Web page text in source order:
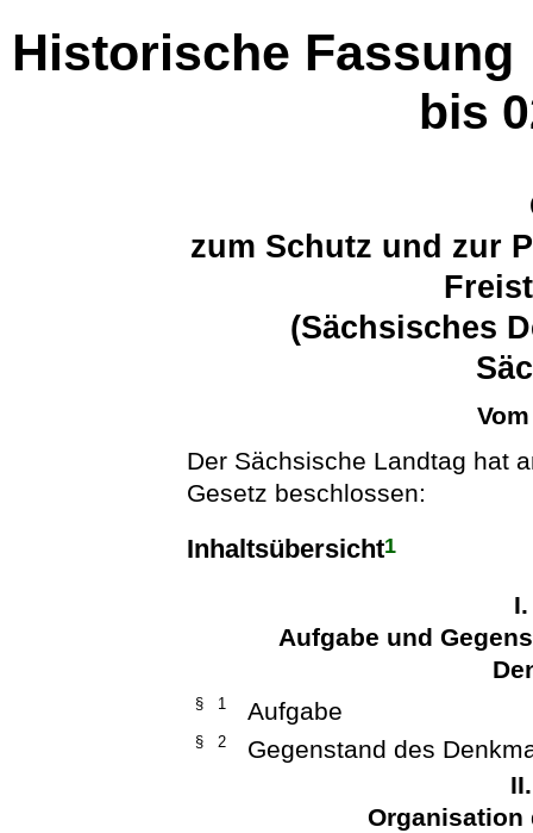
Historische Fassung
bis
zum Schutz und zur
(Sächsisches
Der Sächsische Landtag hat
Gesetz beschlossen:
Inhaltsübersicht1
Aufgabe und
§ 1 Aufgabe
§ 2
Gegenstand des
Organisation